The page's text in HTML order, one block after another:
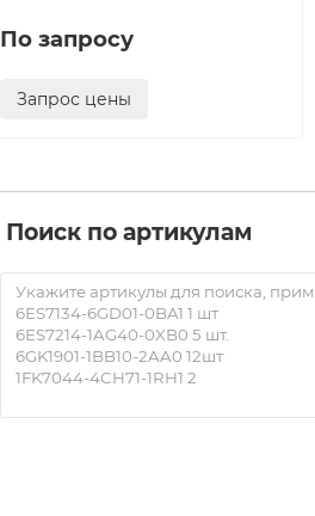
По запросу
Запрос цены
Поиск по артикулам